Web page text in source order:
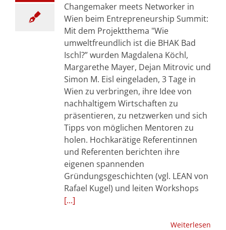
Changemaker meets Networker in
Wien beim Entrepreneurship Summit:
Mit dem Projektthema "Wie
umweltfreundlich ist die BHAK Bad
Ischl?” wurden Magdalena Köchl,
Margarethe Mayer, Dejan Mitrovic und
Simon M. Eisl eingeladen, 3 Tage in
Wien zu verbringen, ihre Idee von
nachhaltigem Wirtschaften zu
präsentieren, zu netzwerken und sich
Tipps von möglichen Mentoren zu
holen. Hochkarätige Referentinnen
und Referenten berichten ihre
eigenen spannenden
Gründungsgeschichten (vgl. LEAN von
Rafael Kugel) und leiten Workshops
[...]
Weiterlesen